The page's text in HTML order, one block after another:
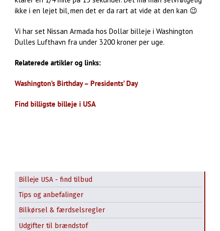
ikke i en lejet bil, men det er da rart at vide at den kan 😉
Vi har set Nissan Armada hos Dollar billeje i Washington
Dulles Lufthavn fra under 3200 kroner per uge.
Relaterede artikler og links:
Washington’s Birthday – Presidents’ Day
Find billigste billeje i USA
Billeje USA - find tilbud
Tips og anbefalinger
Bilkørsel & færdselsregler
Udgifter til brændstof